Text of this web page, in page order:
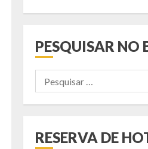
PESQUISAR NO
Pesquisar
por:
RESERVA DE